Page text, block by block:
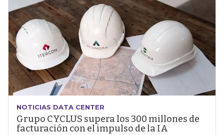
NOTICIAS DATA CENTER
Grupo CYCLUS supera los 300 millones de
facturación con el impulso de la IA